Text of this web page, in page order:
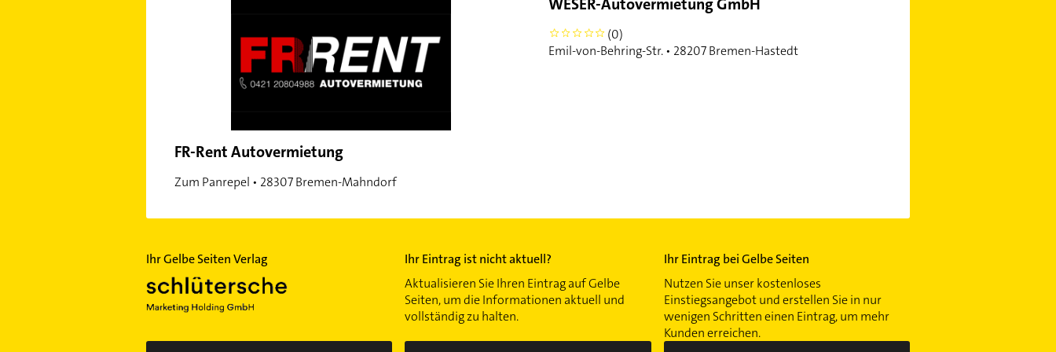
FR-Rent Autovermietung
Zum Panrepel • 28307 Bremen-Mahndorf
0
(0)
Emil-von-Behring-Str. • 28207 Bremen-Hastedt
Ihr Gelbe Seiten Verlag
Ihr Eintrag ist nicht aktuell?
Aktualisieren Sie Ihren Eintrag auf Gelbe
Seiten, um die Informationen aktuell und
vollständig zu halten.
Ihr Eintrag bei Gelbe Seiten
Nutzen Sie unser kostenloses
Einstiegsangebot und erstellen Sie in nur
wenigen Schritten einen Eintrag, um mehr
Kunden erreichen.